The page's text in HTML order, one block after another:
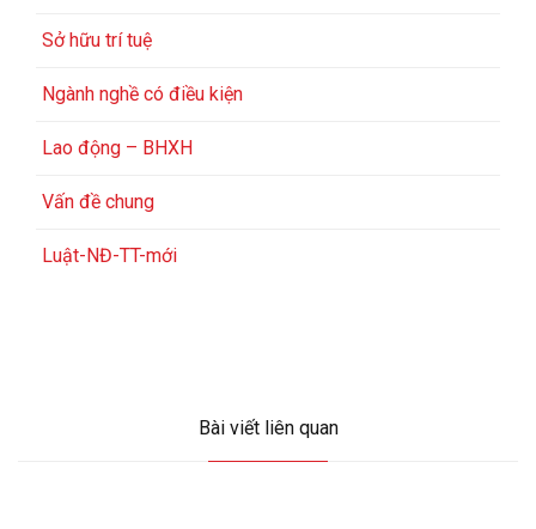
Sở hữu trí tuệ
Ngành nghề có điều kiện
Lao động – BHXH
Vấn đề chung
Luật-NĐ-TT-mới
Bài viết liên quan